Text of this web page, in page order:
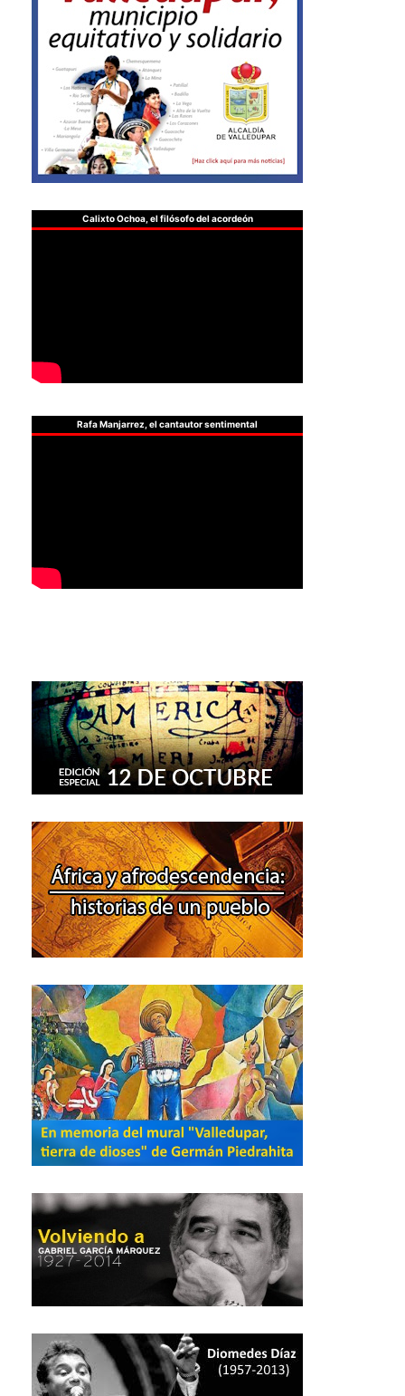
Calixto Ochoa, el filósofo del acordeón
Rafa Manjarrez, el cantautor sentimental